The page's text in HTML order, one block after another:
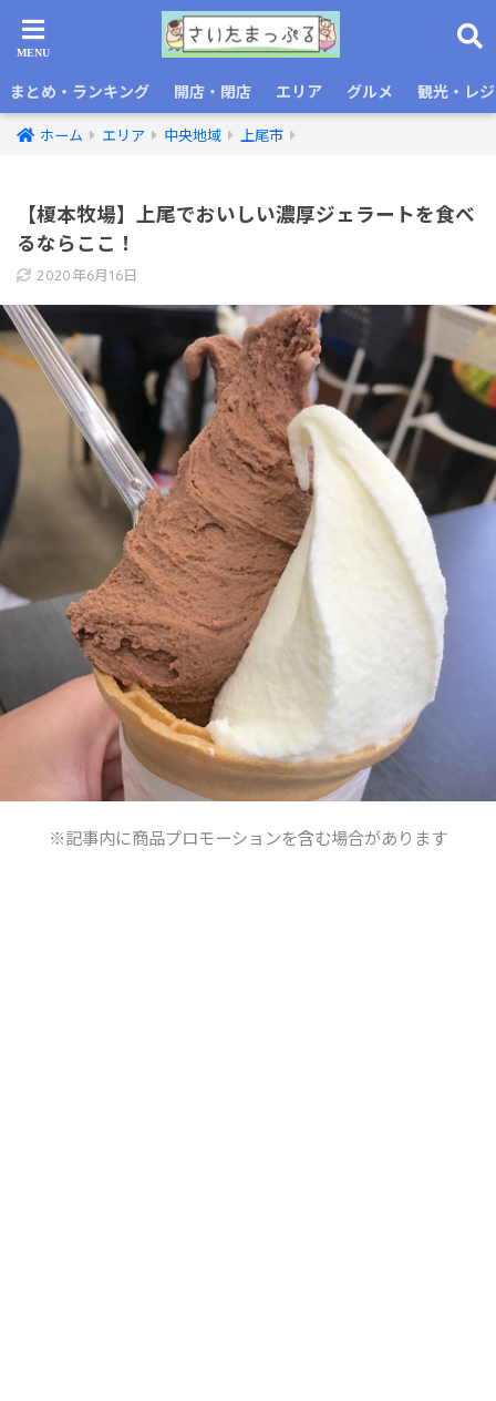
まとめ・ランキング 開店・閉店 エリア グルメ 観光・レ
ホーム エリア 中央地域 上尾市
【榎本牧場】上尾でおいしい濃厚ジェラートを食べ
るならここ！
2020年6月16日
※記事内に商品プロモーションを含む場合があります